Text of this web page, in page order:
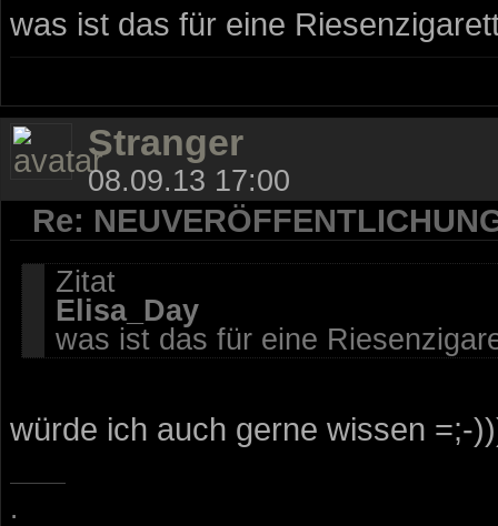
was ist das für eine
Stranger
08.09.13 17:00
Re:
Zitat
Elisa_Day
was ist das für eine
würde ich auch gerne wissen =;-
.